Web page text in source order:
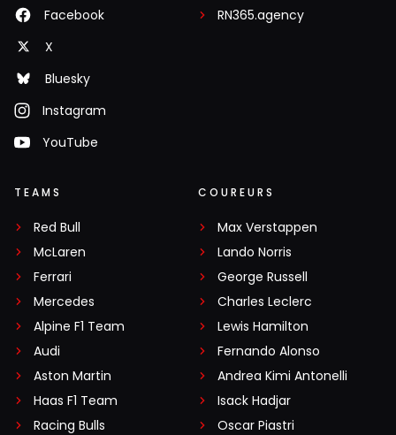
Facebook
X
Bluesky
Instagram
YouTube
RN365.agency
TEAMS
Red Bull
McLaren
Ferrari
Mercedes
Alpine F1 Team
Audi
Aston Martin
Haas F1 Team
Racing Bulls
COUREURS
Max Verstappen
Lando Norris
George Russell
Charles Leclerc
Lewis Hamilton
Fernando Alonso
Andrea Kimi Antonelli
Isack Hadjar
Oscar Piastri